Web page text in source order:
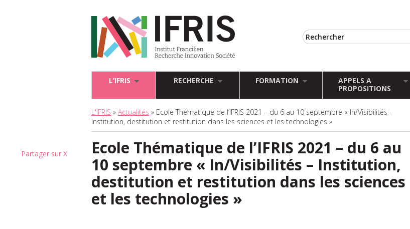
L’IFRIS RECHERCHE FORMATION
APPELS A
PROPOSITIONS
L'IFRIS » Actualités » Ecole Thématique de l’IFRIS 2021 – du 6 au 10 septembre « In/Visibilités –
Institution, destitution et restitution dans les sciences et les technologies »
Partager sur X
Ecole Thématique de l’IFRIS 2021 – du 6 au
10 septembre « In/Visibilités – Institution,
destitution et restitution dans les sciences
et les technologies »